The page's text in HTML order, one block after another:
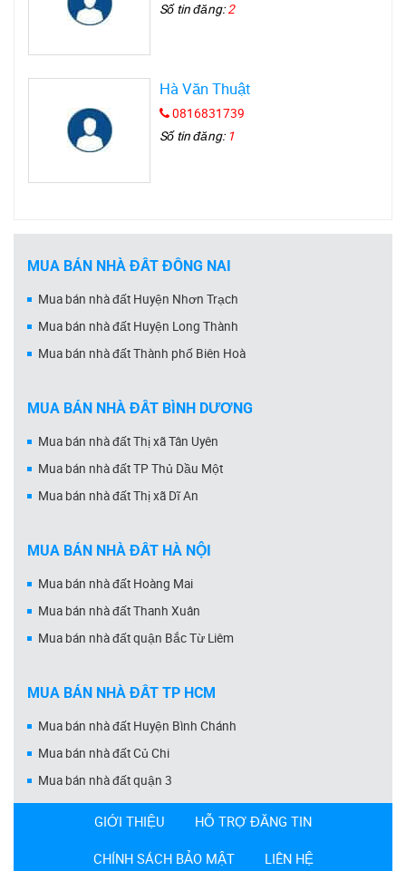
Số tin đăng:2
Hà Văn Thuật
0816831739
Số tin đăng: 1
MUA BÁN NHÀ ĐẤT ĐỒNG NAI
Mua bán nhà đất Huyện Nhơn Trạch
Mua bán nhà đất Huyện Long Thành
Mua bán nhà đất Thành phố Biên Hoà
MUA BÁN NHÀ ĐẤT BÌNH DƯƠNG
Mua bán nhà đất Thị xã Tân Uyên
Mua bán nhà đất TP Thủ Dầu Một
Mua bán nhà đất Thị xã Dĩ An
MUA BÁN NHÀ ĐẤT HÀ NỘI
Mua bán nhà đất Hoàng Mai
Mua bán nhà đất Thanh Xuân
Mua bán nhà đất quận Bắc Từ Liêm
MUA BÁN NHÀ ĐẤT TP HCM
Mua bán nhà đất Huyện Bình Chánh
Mua bán nhà đất Củ Chi
Mua bán nhà đất quận 3
GIỚI THIỆU HỖ TRỢ ĐĂNG TIN
CHÍNH SÁCH BẢO MẬT LIÊN HỆ